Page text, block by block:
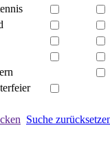
Suche